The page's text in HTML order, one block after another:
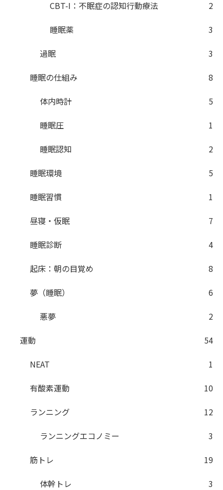
CBT-I：不眠症の認知行動療法
2
睡眠薬
3
過眠
3
睡眠の仕組み
8
体内時計
5
睡眠圧
1
睡眠認知
2
睡眠環境
5
睡眠習慣
1
昼寝・仮眠
7
睡眠診断
4
起床：朝の目覚め
8
夢（睡眠）
6
悪夢
2
運動
54
NEAT
1
有酸素運動
10
ランニング
12
ランニングエコノミー
3
筋トレ
19
体幹トレ
3